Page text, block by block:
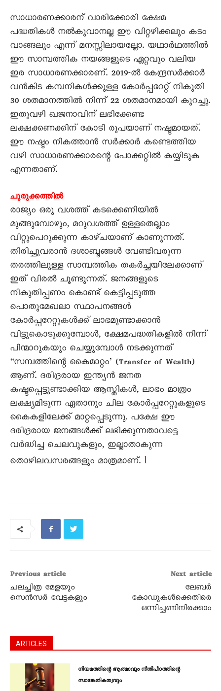
സാധാരണക്കാരന് വാരിക്കോരി ക്ഷേമ
പദ്ധതികൾ നൽകുവാനല്ല ഈ വിറ്റഴിക്കലും കടം
വാങ്ങലും എന്ന് മനസ്സിലായല്ലോ. യഥാർഥത്തിൽ
ഈ സാമ്പത്തിക നയങ്ങളുടെ ഏറ്റവും വലിയ
ഇര സാധാരണക്കാരണ്. 2019-ൽ കേന്ദ്രസർക്കാർ
വൻകിട കമ്പനികൾക്കുള്ള കോർപ്പറേറ്റ് നികുതി
30 ശതമാനത്തിൽ നിന്ന് 22 ശതമാനമായി കുറച്ചു.
ഇതുവഴി ഖജനാവിന് ലഭിക്കേണ്ട
ലക്ഷക്കണക്കിന് കോടി രൂപയാണ് നഷ്ടമായത്.
ഈ നഷ്ടം നികത്താൻ സർക്കാർ കണ്ടെത്തിയ
വഴി സാധാരണക്കാരന്റെ പോക്കറ്റിൽ കയ്യിടുക
എന്നതാണ്.
ചുരുക്കത്തിൽ
രാജ്യം ഒരു വശത്ത് കടക്കെണിയിൽ
മുങ്ങുമ്പോഴും, മറുവശത്ത് ഉള്ളതെല്ലാം
വിറ്റുപെറുക്കുന്ന കാഴ്ചയാണ് കാണുന്നത്.
തിരിച്ചുവരാൻ ദശാബ്ദങ്ങൾ വേണ്ടിവരുന്ന
തരത്തിലുള്ള സാമ്പത്തിക തകർച്ചയിലേക്കാണ്
ഇത് വിരൽ ചൂണ്ടുന്നത്. ജനങ്ങളുടെ
നികുതിപ്പണം കൊണ്ട് കെട്ടിപ്പടുത്ത
പൊതുമേഖലാ സ്ഥാപനങ്ങൾ
കോർപ്പറേറ്റുകൾക്ക് ലാഭമുണ്ടാക്കാൻ
വിട്ടുകൊടുക്കുമ്പോൾ, ക്ഷേമപദ്ധതികളിൽ നിന്ന്
പിന്മാറുകയും ചെയ്യുമ്പോൾ നടക്കുന്നത്
“സമ്പത്തിന്റെ കൈമാറ്റം’ (Transfer of Wealth)
ആണ്. ദരിദ്രരായ ഇന്ത്യൻ ജനത
കഷ്ടപ്പെട്ടുണ്ടാക്കിയ ആസ്തികൾ, ലാഭം മാത്രം
ലക്ഷ്യമിടുന്ന ഏതാനും ചില കോർപ്പറേറ്റുകളുടെ
കൈകളിലേക്ക് മാറ്റപ്പെടുന്നു. പക്ഷേ ഈ
ദരിദ്രരായ ജനങ്ങൾക്ക് ലഭിക്കുന്നതാവട്ടെ
വർദ്ധിച്ച ചെലവുകളും, ഇല്ലാതാകുന്ന
തൊഴിലവസരങ്ങളും മാത്രമാണ്. l
Previous article
ചലച്ചിത്ര മേളയും
സെന്‍സര്‍ വേട്ടകളും
Next article
ലേബർ
കോഡുകൾക്കെതിരെ
ഒന്നിച്ചണിനിരക്കാം
ARTICLES
നിയമത്തിന്റെ ആത്മാവും നീതിപീഠത്തിന്റെ
സാങ്കേതികത്വവും